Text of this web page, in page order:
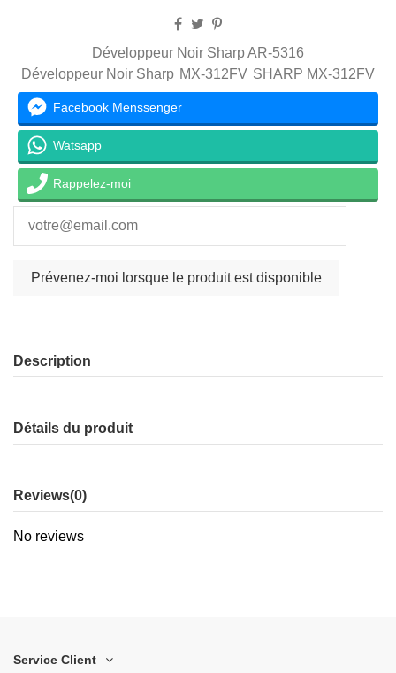
Développeur Noir Sharp AR-5316
Développeur Noir Sharp MX-312FV SHARP MX-312FV
Facebook Menssenger
Watsapp
Rappelez-moi
Description
Détails du produit
Reviews(0)
No reviews
Service Client